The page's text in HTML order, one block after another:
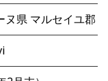
ヌ県 マルセイユ郡